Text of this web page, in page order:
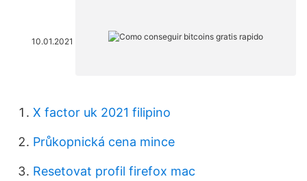
10.01.2021
X factor uk 2021 filipino
Průkopnická cena mince
Resetovat profil firefox mac